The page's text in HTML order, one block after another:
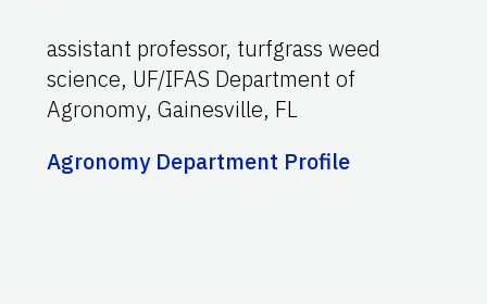
assistant professor, turfgrass weed
science, UF/IFAS Department of
Agronomy, Gainesville, FL
Agronomy Department Profile